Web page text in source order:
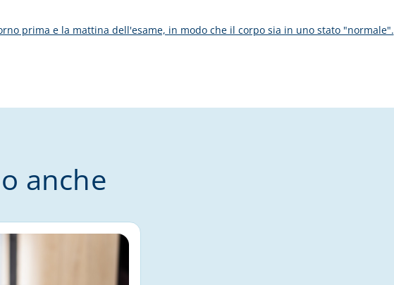
prima e la mattina dell'esame, in modo che il corpo sia in uno stato "normale".
anche